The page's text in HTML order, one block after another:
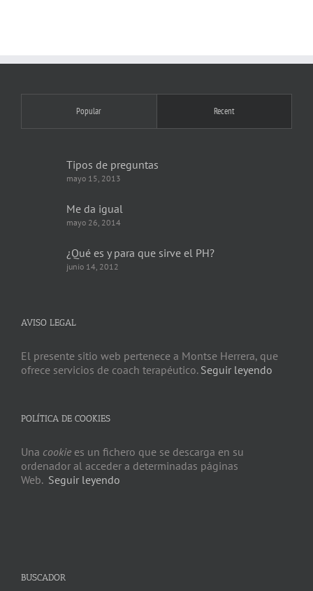
Popular Recent
Tipos de preguntas
mayo 15, 2013
Me da igual
mayo 26, 2014
¿Qué es y para que sirve el PH?
junio 14, 2012
AVISO LEGAL
El presente sitio web pertenece a Montse Herrera, que
ofrece servicios de coach terapéutico. Seguir leyendo
POLÍTICA DE COOKIES
Una cookie es un fichero que se descarga en su
ordenador al acceder a determinadas páginas
Web. Seguir leyendo
BUSCADOR